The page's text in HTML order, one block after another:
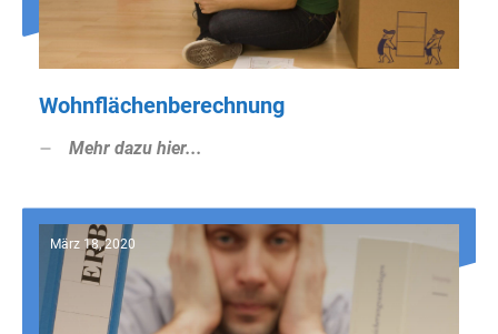
Wohnflächenberechnung
Mehr dazu hier...
März 18, 2020